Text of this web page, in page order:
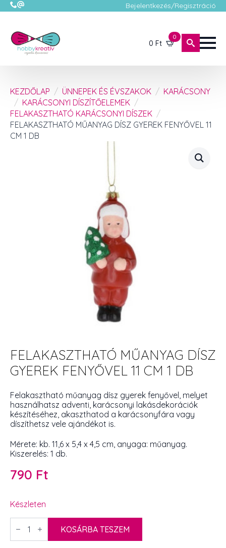
Bejelentkezés/Regisztráció
0 Ft
0
KEZDŐLAP ÜNNEPEK ÉS ÉVSZAKOK
KARÁCSONY
KARÁCSONYI DÍSZÍTŐELEMEK
FELAKASZTHATÓ KARÁCSONYI DÍSZEK
FELAKASZTHATÓ MŰANYAG DÍSZ GYEREK FENYŐVEL 11
CM 1 DB
FELAKASZTHATÓ MŰANYAG DÍSZ
GYEREK FENYŐVEL 11 CM 1 DB
Felakasztható műanyag dísz gyerek fenyővel, melyet
használhatsz adventi, karácsonyi lakásdekorációk
készítéséhez, akaszthatod a karácsonyfára vagy
díszíthetsz vele ajándékot is.
Mérete: kb. 11,6 x 5,4 x 4,5 cm, anyaga: műanyag.
Kiszerelés: 1 db.
790 Ft
Készleten
Felakasztható
műanyag
KOSÁRBA TESZEM